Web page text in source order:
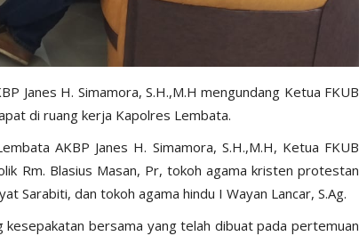
Janes H. Simamora, S.H.,M.H mengundang Ketua FKUB
di ruang kerja Kapolres Lembata.
AKBP Janes H. Simamora, S.H.,M.H, Ketua FKUB
Rm. Blasius Masan, Pr, tokoh agama kristen protestan
Sarabiti, dan tokoh agama hindu I Wayan Lancar, S.Ag.
bersama yang telah dibuat pada pertemuan